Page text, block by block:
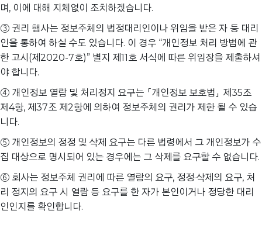
며, 이에 대해 지체없이 조치하겠습니다.
③ 권리 행사는 정보주체의 법정대리인이나 위임을 받은 자 등 대리
인을 통하여 하실 수도 있습니다. 이 경우 “개인정보 처리 방법에 관
한 고시(제2020-7호)” 별지 제11호 서식에 따른 위임장을 제출하셔
야 합니다.
④ 개인정보 열람 및 처리정지 요구는 「개인정보 보호법」 제35조
제4항, 제37조 제2항에 의하여 정보주체의 권리가 제한 될 수 있습
니다.
⑤ 개인정보의 정정 및 삭제 요구는 다른 법령에서 그 개인정보가 수
집 대상으로 명시되어 있는 경우에는 그 삭제를 요구할 수 없습니다.
⑥ 회사는 정보주체 권리에 따른 열람의 요구, 정정·삭제의 요구, 처
리 정지의 요구 시 열람 등 요구를 한 자가 본인이거나 정당한 대리
인인지를 확인합니다.